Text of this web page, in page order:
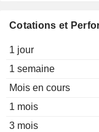
Cotations et
1 jour
1 semaine
Mois en cours
1 mois
3 mois